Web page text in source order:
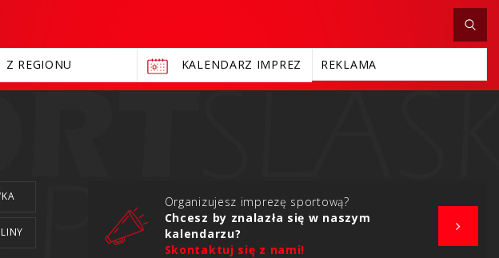
Z REGIONU KALENDARZ IMPREZ REKLAMA
Organizujesz imprezę sportową?
Chcesz by znalazła się w naszym
kalendarzu?
Skontaktuj się z nami!